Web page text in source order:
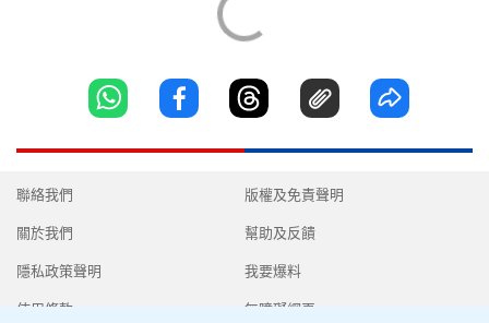
聯絡我們
關於我們
隱私政策聲明
使用條款
版權及免責聲明
幫助及反饋
我要爆料
無障礙網頁